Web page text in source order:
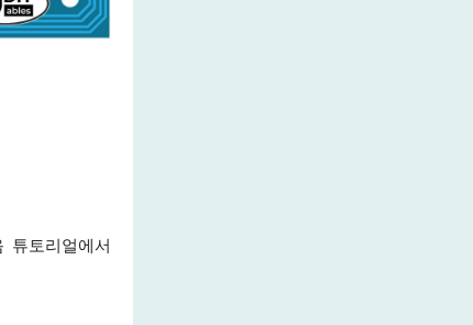
토리얼에서